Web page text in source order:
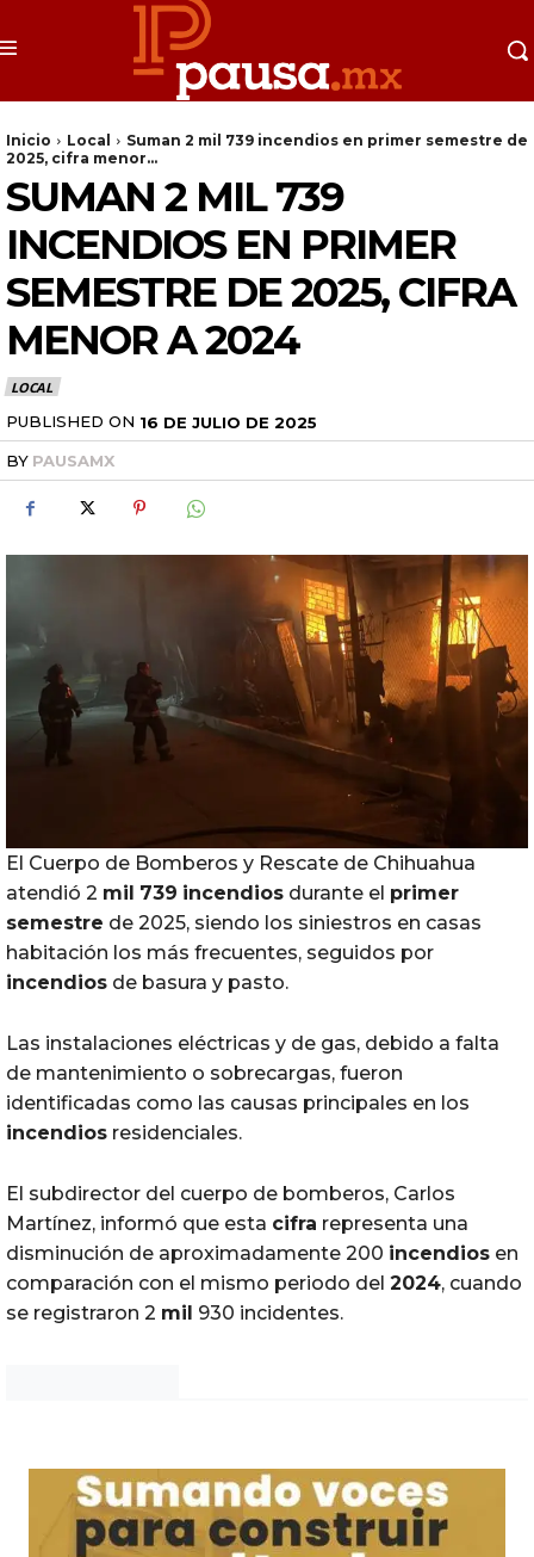
Inicio Local
Suman 2 mil 739 incendios en primer semestre de
2025, cifra menor...
SUMAN 2 MIL 739
INCENDIOS EN PRIMER
SEMESTRE DE 2025, CIFRA
MENOR A 2024
LOCAL
PUBLISHED ON 16 DE JULIO DE 2025
BY PAUSAMX
El Cuerpo de Bomberos y Rescate de Chihuahua
atendió 2 mil 739 incendios durante el primer
semestre de 2025, siendo los siniestros en casas
habitación los más frecuentes, seguidos por
incendios de basura y pasto.
Las instalaciones eléctricas y de gas, debido a falta
de mantenimiento o sobrecargas, fueron
identificadas como las causas principales en los
incendios residenciales.
El subdirector del cuerpo de bomberos, Carlos
Martínez, informó que esta cifra representa una
disminución de aproximadamente 200 incendios en
comparación con el mismo periodo del 2024, cuando
se registraron 2 mil 930 incidentes.